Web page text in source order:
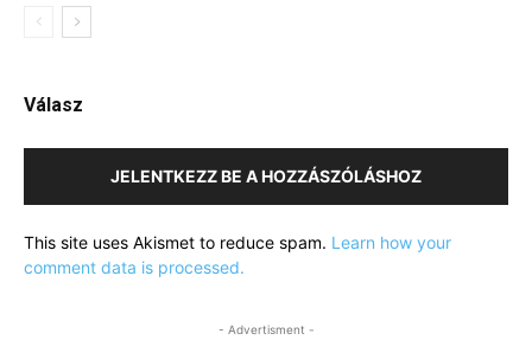
Válasz
JELENTKEZZ BE A HOZZÁSZÓLÁSHOZ
This site uses Akismet to reduce spam. Learn how your
comment data is processed.
- Advertisment -